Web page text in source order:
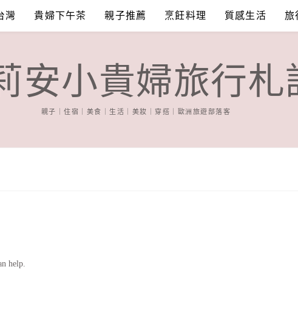
灣 貴婦下午茶 親子推薦 烹飪料理 質感生活 旅
安小貴婦旅行札
親子｜住宿｜美食｜生活｜美妝｜穿搭｜歐洲旅遊部落客
help.